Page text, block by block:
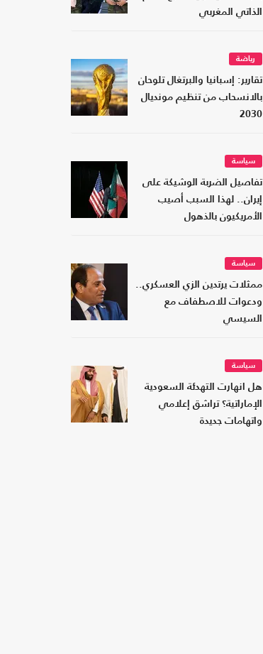
الذاتي المغربي
رياضة
تقارير: إسبانيا والبرتغال تلوحان
بالانسحاب من تنظيم مونديال
2030
سياسة
تفاصيل الضربة الوشيكة على
إيران.. لهذا السبب أصيب
الأمريكيون بالذهول
سياسة
ممثلات يرتدين الزي العسكري..
ودعوات للاصطفاف مع
السيسي
سياسة
هل انهارت التهدئة السعودية
الإماراتية؟ تراشق إعلامي
واتهامات جديدة